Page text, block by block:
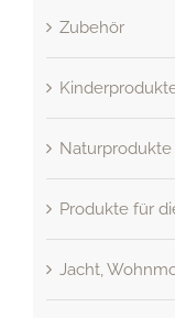
Zubehör
Naturprodukte
Produkte für
Jacht,